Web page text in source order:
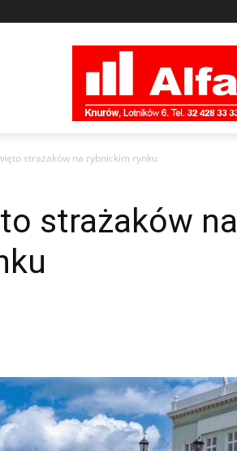
strażaków na rybnickim rynku
strażaków na